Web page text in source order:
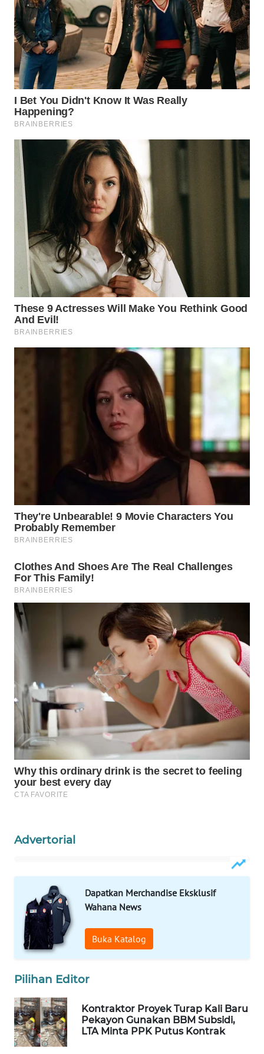
Advertorial
Dapatkan Merchandise Eksklusif
Wahana News
Buka Katalog
Pilihan Editor
Kontraktor Proyek Turap Kali Baru
Pekayon Gunakan BBM Subsidi,
LTA Minta PPK Putus Kontrak
WAHANA
LISTRIK
WAHANA
TRAVEL
WAHANA
TV
WAHANANEWS
WAHANANEWS
CO ID
WAHANANEWS
NET
WAHANA
SPORT
WAHANA
WAHANA
PERSONA
WAHANA
HEALTH
DESA
WISATA
LAPAK
WAHANA
KONSUMEN
LISTRIK
MASYARAKAT
KELISTRIKAN
WALINKI
ID
NET
PLN
WATCH
MKLI
LPKKI
LKKI
KOPEKLIN